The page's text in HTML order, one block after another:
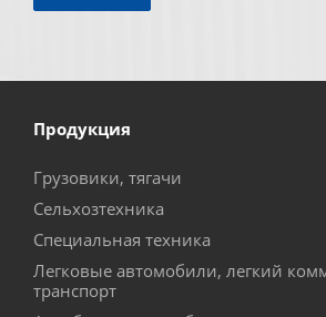
Продукция
Грузовики, тягачи
Сельхозтехника
Специальная техника
Легковые автомобили, легкий
транспорт